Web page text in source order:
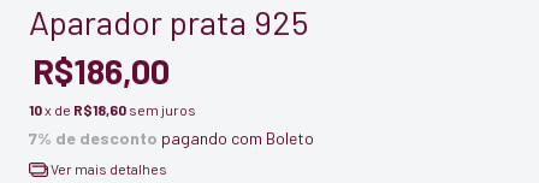
Aparador prata 925
R$186,00
10x de R$18,60 sem juros
7% de desconto pagando com Boleto
Ver mais detalhes